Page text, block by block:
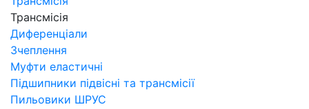
Трансмісія
Диференціали
Зчеплення
Муфти еластичні
Підшипники підвісні та трансмісії
Пильовики ШРУС